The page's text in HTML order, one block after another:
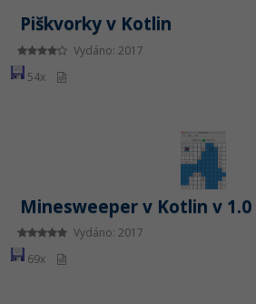
Piškvorky v Kotlin
Vydáno: 2017
54x
Minesweeper v Kotlin v 1.0
Vydáno: 2017
69x